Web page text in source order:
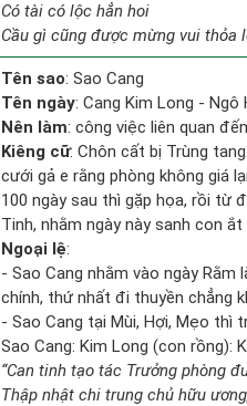
Có tài có lộc hẳn hoi
Cầu gì cũng được mừng vui thỏa
Tên sao: Sao Cang
Tên ngày: Cang Kim Long - Ngô
Nên làm: công việc liên quan
Kiêng cữ: Chôn cất bị Trùng
cưới gả e rằng phòng không giá
100 ngày sau thì gặp họa, rồi từ
Tinh, nhằm ngày này sanh con
Ngoại lệ:
- Sao Cang nhằm vào ngày Rằm
chính, thứ nhất đi thuyền chẳng
- Sao Cang tại Mùi, Hợi, Mẹo thì
Sao Cang: Kim Long (con rồng):
“Can tinh tạo tác Trưởng phòng
Thập nhật chi trung chủ hữu